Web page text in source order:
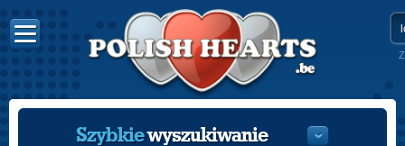
Szybkiewyszukiwanie